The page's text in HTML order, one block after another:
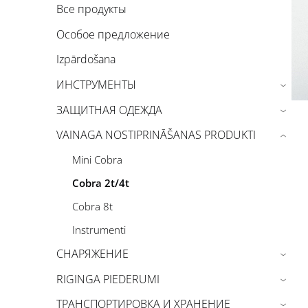
Все продукты
Особое предложение
Izpārdošana
ИНСТРУМЕНТЫ
›
ЗАЩИТНАЯ ОДЕЖДА ›
VAINAGA NOSTIPRINĀŠANAS PRODUKTI
Mini Cobra
Cobra 2t/4t
Cobra 8t
Instrumenti
›
СНАРЯЖЕНИЕ ›
RIGINGA PIEDERUMI ›
ТРАНСПОРТИРОВКА И ХРАНЕНИЕ ›